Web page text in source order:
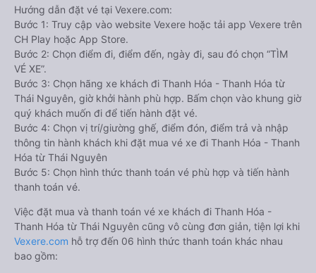
Hướng dẫn đặt vé tại Vexere.com:
Bước 1: Truy cập vào website Vexere hoặc tải app Vexere trên
CH Play hoặc App Store.
Bước 2: Chọn điểm đi, điểm đến, ngày đi, sau đó chọn “TÌM
VÉ XE”.
Bước 3: Chọn hãng xe khách đi Thanh Hóa - Thanh Hóa từ
Thái Nguyên, giờ khởi hành phù hợp. Bấm chọn vào khung giờ
quý khách muốn đi để tiến hành đặt vé.
Bước 4: Chọn vị trí/giường ghế, điểm đón, điểm trả và nhập
thông tin hành khách khi đặt mua vé xe đi Thanh Hóa - Thanh
Hóa từ Thái Nguyên
Bước 5: Chọn hình thức thanh toán vé phù hợp và tiến hành
thanh toán vé.
Việc đặt mua và thanh toán vé xe khách đi Thanh Hóa -
Thanh Hóa từ Thái Nguyên cũng vô cùng đơn giản, tiện lợi khi
Vexere.com hỗ trợ đến 06 hình thức thanh toán khác nhau
bao gồm: